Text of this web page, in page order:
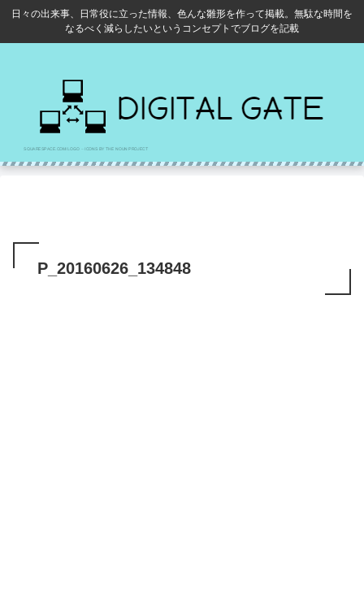
日々の出来事、日常役に立った情報、色んな雛形を作って掲載。無駄な時間を
なるべく減らしたいというコンセプトでブログを記載
P_20160626_134848